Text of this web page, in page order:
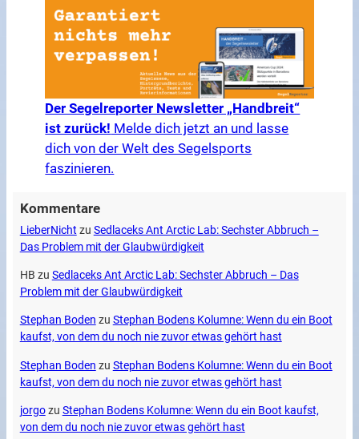
Der Segelreporter Newsletter „Handbreit“
ist zurück! Melde dich jetzt an und lasse
dich von der Welt des Segelsports
faszinieren.
Kommentare
LieberNicht zu Sedlaceks Ant Arctic Lab: Sechster Abbruch –
Das Problem mit der Glaubwürdigkeit
HB zu Sedlaceks Ant Arctic Lab: Sechster Abbruch – Das
Problem mit der Glaubwürdigkeit
Stephan Boden zu Stephan Bodens Kolumne: Wenn du ein Boot
kaufst, von dem du noch nie zuvor etwas gehört hast
Stephan Boden zu Stephan Bodens Kolumne: Wenn du ein Boot
kaufst, von dem du noch nie zuvor etwas gehört hast
jorgozu Stephan Bodens Kolumne: Wenn du ein Boot kaufst,
von dem du noch nie zuvor etwas gehört hast